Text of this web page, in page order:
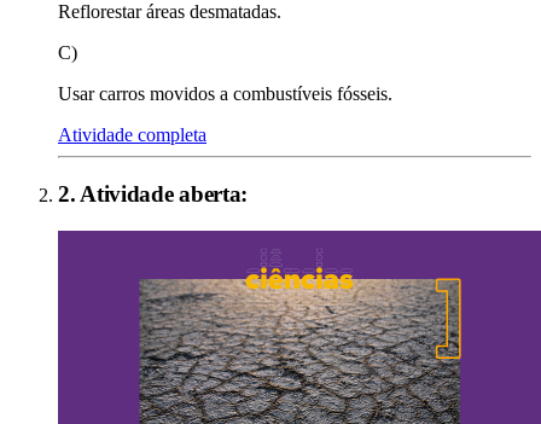
Reflorestar áreas desmatadas.
C)
Usar carros movidos a combustíveis fósseis.
Atividade completa
2. Atividade aberta: